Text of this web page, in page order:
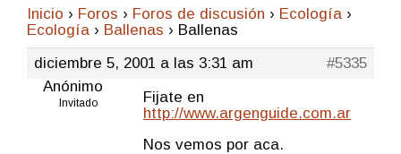
Inicio › Foros › Foros de discusión › Ecologí­a ›
Ecologí­a › Ballenas › Ballenas
diciembre 5, 2001 a las 3:31 am
#5335
Anónimo
Invitado
Fijate en
http://www.argenguide.com.ar
Nos vemos por aca.